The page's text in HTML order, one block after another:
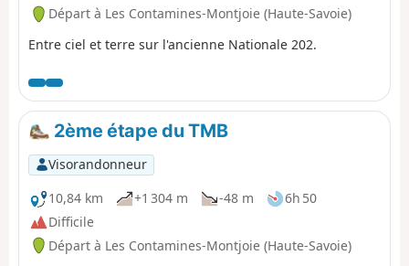
Départ à Les Contamines-Montjoie (Haute-Savoie)
Entre ciel et terre sur l'ancienne Nationale 202.
2ème étape du TMB
Visorandonneur
10,84 km
+1 304 m -48 m
6h 50
Difficile
Départ à Les Contamines-Montjoie (Haute-Savoie)